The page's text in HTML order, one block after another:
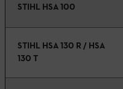
STIHL HSA 100
STIHL HSA 130 R / HSA
130 T